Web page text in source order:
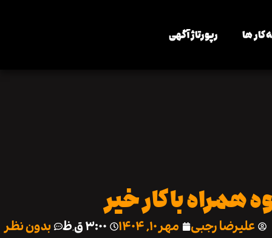
کار ها رپورتاژ آگهی
همراه با کار خیر
علیرضا رجبی مهر ۱۰, ۱۴۰۴ ۳:۰۰ ق٫ظ بدون نظر